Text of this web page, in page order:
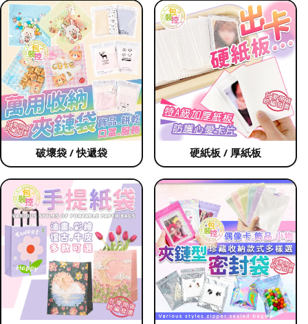
破壞袋 / 快遞袋 硬紙板 / 厚紙板